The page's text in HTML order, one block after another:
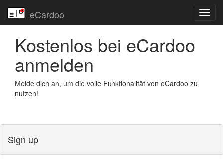
eCardoo
Kostenlos bei eCardoo
anmelden
Melde dich an, um die volle Funktionalität von eCardoo zu
nutzen!
Sign up